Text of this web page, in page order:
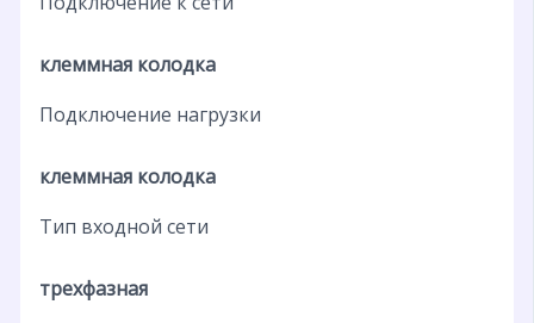
клеммная колодка
Подключение нагрузки
клеммная колодка
Тип входной сети
трехфазная